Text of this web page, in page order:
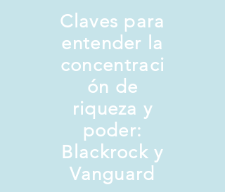
Claves para
entender la
concentraci
ón de
riqueza y
poder:
Blackrock y
Vanguard